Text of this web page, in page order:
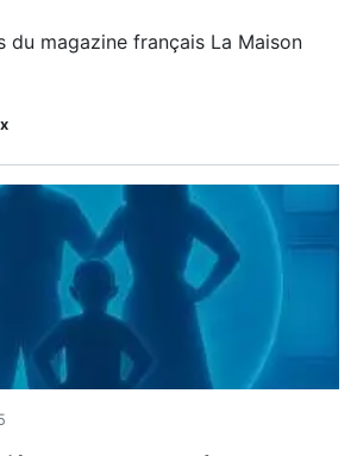
du magazine français La Maison